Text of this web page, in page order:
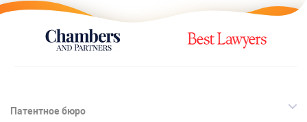
Патентное бюро